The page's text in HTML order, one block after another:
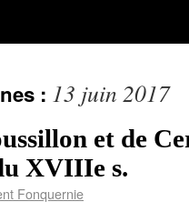
: 13 juin 2017
et de
XVIIIe s.
Fonquernie